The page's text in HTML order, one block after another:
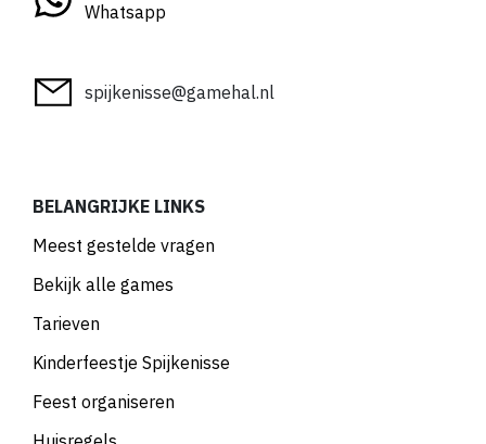
Whatsapp
spijkenisse@gamehal.nl
BELANGRIJKE LINKS
Meest gestelde vragen
Bekijk alle games
Tarieven
Kinderfeestje Spijkenisse
Feest organiseren